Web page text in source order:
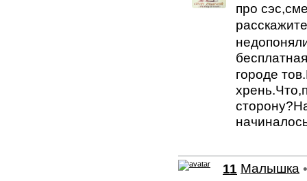
про
городе
11 Малышка